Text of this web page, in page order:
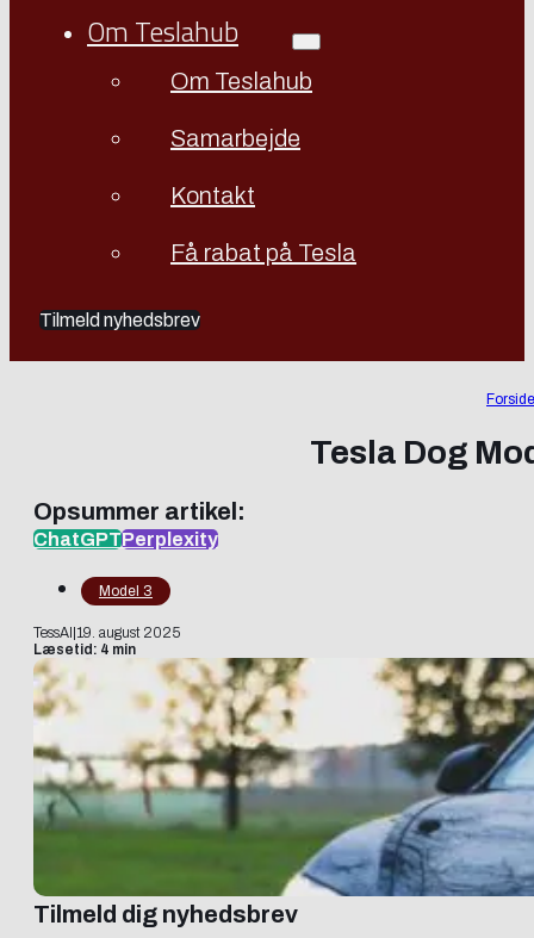
Om Teslahub
Om Teslahub
Samarbejde
Kontakt
Få rabat på Tesla
Tilmeld nyhedsbrev
Forside
Tesla Dog
Opsummer artikel:
ChatGPTPerplexity
Model 3
TessAI 19. august 2025
Læsetid: 4 min
Tilmeld dig nyhedsbrev